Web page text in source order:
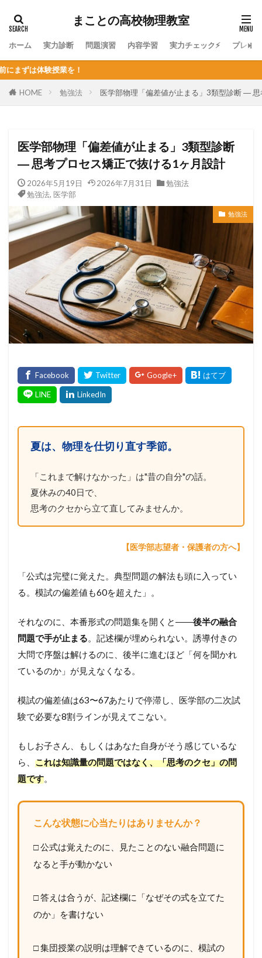
まことの高校物理教室
ホーム 実力診断 問題演習 内容学習 実力チェック⚡ プレミ
HOME 勉強法 医学部物理「偏差値が止まる」3類型診断 ―
医学部物理「偏差値が止まる」3類型診断
― 思考プロセス矯正で抜ける1ヶ月設計
2026年5月19日 2026年7月31日
勉強法
勉強法, 医学部
勉強法
夏は、物理を仕切り直す季節。
「これまで解けなかった」は"昔の自分"の話。
夏休みの40日で、
思考のクセから立て直してみませんか。
【医学部志望者・保護者の方へ】
「公式は完璧に覚えた。典型問題の解法も頭に入ってい
る。模試の偏差値も60を超えた」。
それなのに、本番形式の問題集を開くと――後半の融合
問題で手が止まる。記述欄が埋められない。誘導付きの
大問で序盤は解けるのに、後半に進むほど「何を聞かれ
ているのか」が見えなくなる。
模試の偏差値は63〜67あたりで停滞し、医学部の二次試
験で必要な8割ラインが見えてこない。
もしお子さん、もしくはあなた自身がそう感じているな
ら、 これは知識量の問題ではなく、「思考のクセ」の問
題です。
こんな状態に心当たりはありませんか？
□ 公式は覚えたのに、見たことのない融合問題に
なると手が動かない
□ 答えは合うが、記述欄に「なぜその式を立てた
のか」を書けない
□ 集団授業の説明は理解できているのに、模試の